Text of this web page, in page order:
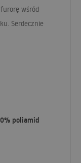
poliamid
wśród
Serdecznie